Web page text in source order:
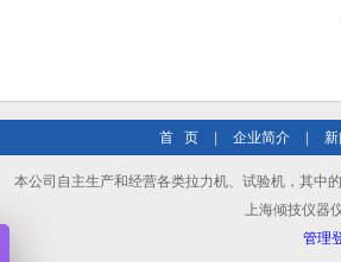
首 页 企业简介
本公司自主生产和经营各类拉力机、试验机，其中的
上海倾技仪器
管理